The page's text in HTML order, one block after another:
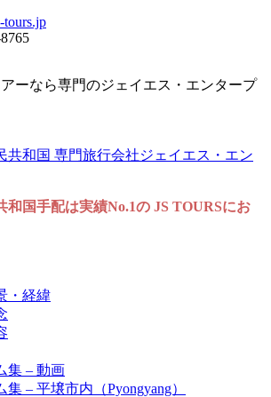
tours.jp
ーなら専門のジェイエス・エンタープ
和国手配は実績No.1の JS TOURSにお
・経緯
集 – 動画
集 – 平壌市内（Pyongyang）